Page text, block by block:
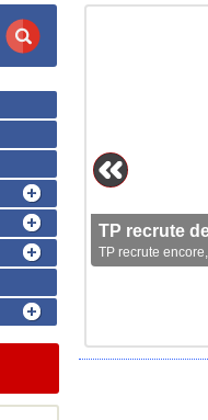
TP recrute
TP recrute